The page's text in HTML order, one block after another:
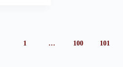
1 … 100 101